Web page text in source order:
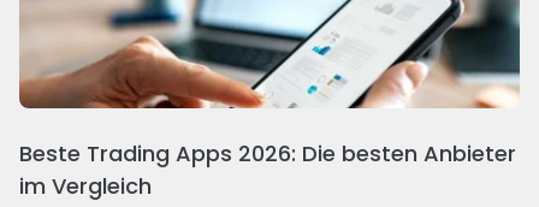
Beste Trading Apps 2026: Die besten Anbieter
im Vergleich